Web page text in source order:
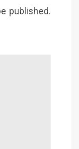
published.